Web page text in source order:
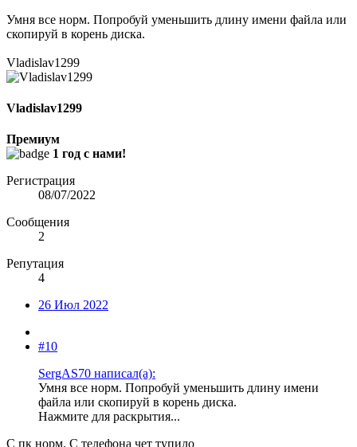
Умня все норм. Попробуй уменьшить длину имени файла или
скопируй в корень диска.
Vladislav1299
Vladislav1299
Премиум
1 год с нами!
Регистрация
08/07/2022
Сообщения
2
Репутация
4
26 Июл 2022
#10
SergAS70 написал(а):
Умня все норм. Попробуй уменьшить длину имени
файла или скопируй в корень диска.
Нажмите для раскрытия...
С пк норм. С телефона чет тупило